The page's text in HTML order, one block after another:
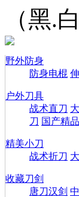
（黑.
野外防身
防身电棍
户外刀具
战术直刀
刀 国产精
精美小刀
战术折刀
收藏刀剑
唐刀汉剑